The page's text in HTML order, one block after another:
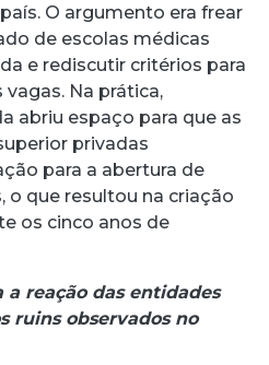
O argumento era frear
de escolas médicas
e rediscutir critérios para
Na prática,
abriu espaço para que as
privadas
para a abertura de
o que resultou na criação
os cinco anos de
a reação das entidades
ruins observados no